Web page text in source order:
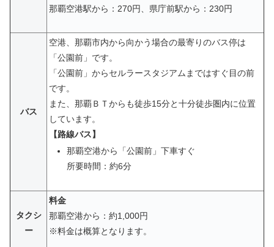
那覇空港駅から：270円、県庁前駅から：230円
バス
空港、那覇市内から向かう場合の最寄りのバス停は
「公園前」です。
「公園前」からセルラースタジアムまではすぐ目の前
です。
また、那覇ＢＴからも徒歩15分と十分徒歩圏内に位置
しています。
【路線バス】
那覇空港から「公園前」下車すぐ
所要時間：約6分
タクシ
ー
料金
那覇空港から：約1,000円
※料金は概算となります。